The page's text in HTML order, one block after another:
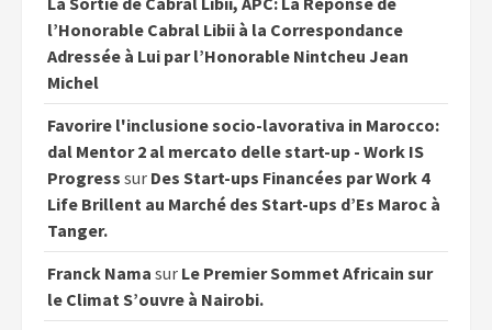
l’Honorable Cabral Libii à la Correspondance
Adressée à Lui par l’Honorable Nintcheu Jean
Michel
Favorire l'inclusione socio-lavorativa in Marocco:
dal Mentor 2 al mercato delle start-up - Work IS
Progress sur Des Start-ups Financées par Work 4
Life Brillent au Marché des Start-ups d’Es Maroc à
Tanger.
Franck Nama sur Le Premier Sommet Africain sur
le Climat S’ouvre à Nairobi.